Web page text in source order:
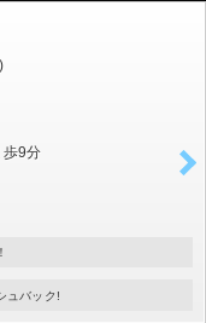
歩9分
ュバック!